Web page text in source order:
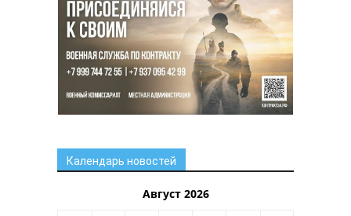
Календарь новостей
Август 2026